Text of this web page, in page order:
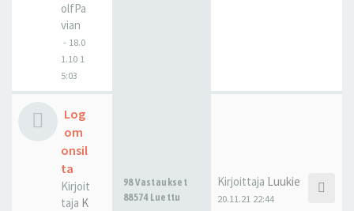
olfPa
vian
- 18.0
1.10 1
5:03
Log
om
onsil
ta
Kirjoit
taja K
98 Vastaukset
88574 Luettu
Kirjoittaja Luukie
20.11.21 22:44